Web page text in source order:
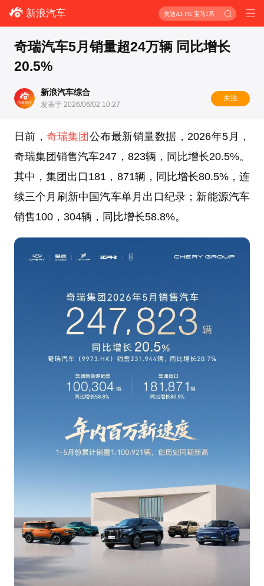
新浪汽车 奥迪A3 PK 宝马1系
奇瑞汽车5月销量超24万辆 同比增长
20.5%
新浪汽车综合
发表于 2026/06/02 10:27
关注
日前，奇瑞集团 公布最新销量数据，2026年5月，
奇瑞集团销售汽车247，823辆，同比增长20.5%。
其中，集团出口181，871辆，同比增长80.5%，连
续三个月刷新中国汽车单月出口纪录；新能源汽车
销售100，304辆，同比增长58.8%。